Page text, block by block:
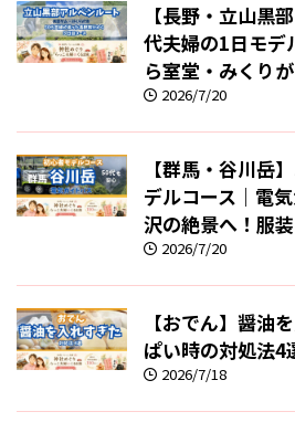
【長野・立山黒
代夫婦の1日モデ
ら室堂・みくり
2026/7/20
【群馬・谷川岳
デルコース｜電
沢の絶景へ！服
2026/7/20
【おでん】醤油
ぱい時の対処法4
2026/7/18